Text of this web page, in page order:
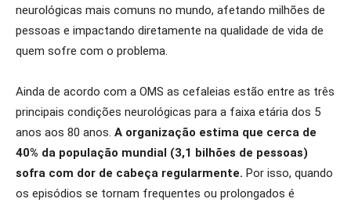
neurológicas mais comuns no mundo, afetando milhões de
pessoas e impactando diretamente na qualidade de vida de
quem sofre com o problema.
Ainda de acordo com a OMS as cefaleias estão entre as três
principais condições neurológicas para a faixa etária dos 5
anos aos 80 anos. A organização estima que cerca de
40% da população mundial (3,1 bilhões de pessoas)
sofra com dor de cabeça regularmente. Por isso, quando
os episódios se tornam frequentes ou prolongados é